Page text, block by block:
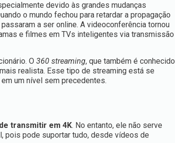
devido às grandes mudanças
o mundo fechou para retardar a propagação
a ser online. A videoconferência tornou
e filmes em TVs inteligentes via transmissão
O360 streaming, que também é conhecido
realista. Esse tipo de streaming está se
um nível sem precedentes.
transmitir em 4K. No entanto, ele não serve
pois pode suportar tudo, desde vídeos de